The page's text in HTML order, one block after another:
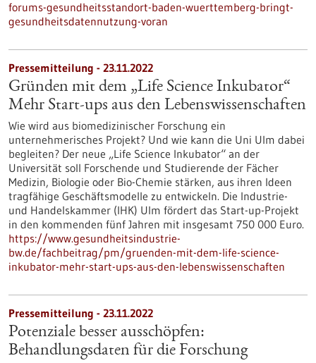
forums-gesundheitsstandort-baden-wuerttemberg-bringt-
gesundheitsdatennutzung-voran
Pressemitteilung - 23.11.2022
Gründen mit dem „Life Science Inkubator“
Mehr Start-ups aus den Lebenswissenschaften
Wie wird aus biomedizinischer Forschung ein
unternehmerisches Projekt? Und wie kann die Uni Ulm dabei
begleiten? Der neue „Life Science Inkubator“ an der
Universität soll Forschende und Studierende der Fächer
Medizin, Biologie oder Bio-Chemie stärken, aus ihren Ideen
tragfähige Geschäftsmodelle zu entwickeln. Die Industrie-
und Handelskammer (IHK) Ulm fördert das Start-up-Projekt
in den kommenden fünf Jahren mit insgesamt 750 000 Euro.
https://www.gesundheitsindustrie-
bw.de/fachbeitrag/pm/gruenden-mit-dem-life-science-
inkubator-mehr-start-ups-aus-den-lebenswissenschaften
Pressemitteilung - 23.11.2022
Potenziale besser ausschöpfen:
Behandlungsdaten für die Forschung